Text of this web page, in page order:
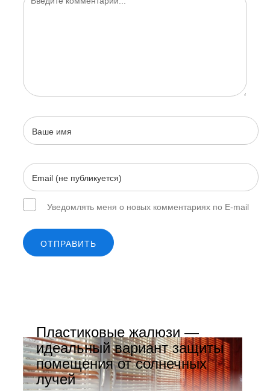
Уведомлять меня о новых комментариях по E-mail
ОТПРАВИТЬ
Пластиковые жалюзи —
идеальный вариант защиты
помещения от солнечных
лучей